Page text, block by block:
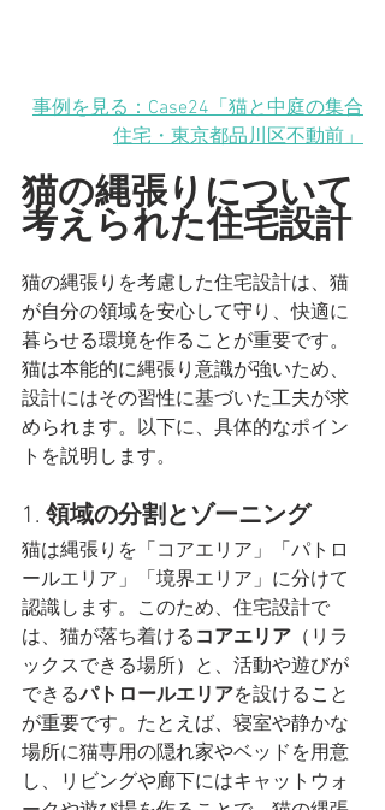
事例を見る：Case24「猫と中庭の集合
住宅 ・東京都品川区不動前 」
猫の縄張りについて
考えられた住宅設計
猫の縄張りを考慮した住宅設計は、猫
が自分の領域を安心して守り、快適に
暮らせる環境を作ることが重要です。
猫は本能的に縄張り意識が強いため、
設計にはその習性に基づいた工夫が求
められます。以下に、具体的なポイン
トを説明します。
1. 領域の分割とゾーニング
猫は縄張りを「コアエリア」「パトロ
ールエリア」「境界エリア」に分けて
認識します。このため、住宅設計で
は、猫が落ち着ける コアエリア （リラ
ックスできる場所）と、活動や遊びが
できるパトロールエリアを設けること
が重要です。たとえば、寝室や静かな
場所に猫専用の隠れ家やベッドを用意
し、リビングや廊下にはキャットウォ